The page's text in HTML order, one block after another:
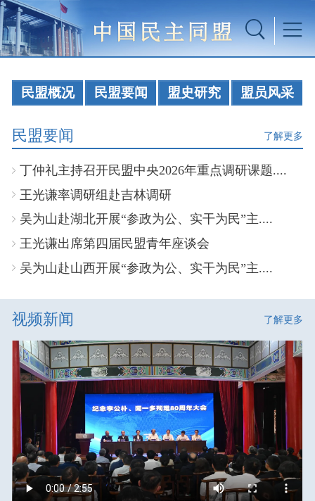
民盟概况 民盟要闻 盟史研究 盟员风采
民盟要闻 了解更多
丁仲礼主持召开民盟中央2026年重点调研课题....
王光谦率调研组赴吉林调研
吴为山赴湖北开展“参政为公、实干为民”主....
王光谦出席第四届民盟青年座谈会
吴为山赴山西开展“参政为公、实干为民”主....
视频新闻 了解更多